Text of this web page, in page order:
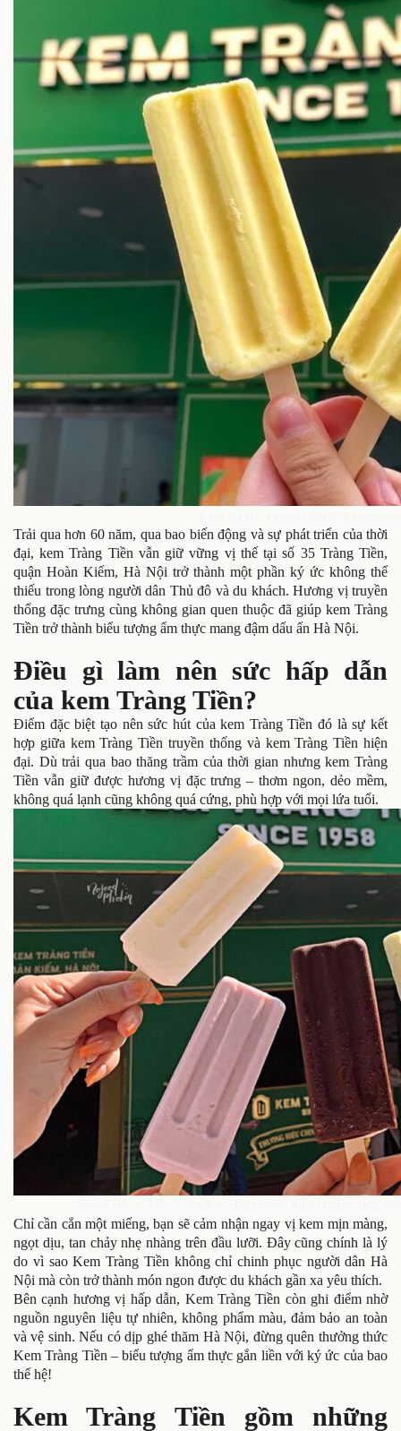
Trải qua hơn 60 năm, qua bao biến động và sự phát triển của thời
đại, kem Tràng Tiền vẫn giữ vững vị thế tại số 35 Tràng Tiền,
quận Hoàn Kiếm, Hà Nội trở thành một phần ký ức không thể
thiếu trong lòng người dân Thủ đô và du khách. Hương vị truyền
thống đặc trưng cùng không gian quen thuộc đã giúp kem Tràng
Tiền trở thành biểu tượng ẩm thực mang đậm dấu ấn Hà Nội.
Điều gì làm nên sức hấp dẫn
của kem Tràng Tiền?
Điểm đặc biệt tạo nên sức hút của kem Tràng Tiền đó là sự kết
hợp giữa kem Tràng Tiền truyền thống và kem Tràng Tiền hiện
đại. Dù trải qua bao thăng trầm của thời gian nhưng kem Tràng
Tiền vẫn giữ được hương vị đặc trưng – thơm ngon, dẻo mềm,
không quá lạnh cũng không quá cứng, phù hợp với mọi lứa tuổi.
Chỉ cần cắn một miếng, bạn sẽ cảm nhận ngay vị kem mịn màng,
ngọt dịu, tan chảy nhẹ nhàng trên đầu lưỡi. Đây cũng chính là lý
do vì sao Kem Tràng Tiền không chỉ chinh phục người dân Hà
Nội mà còn trở thành món ngon được du khách gần xa yêu thích.
Bên cạnh hương vị hấp dẫn, Kem Tràng Tiền còn ghi điểm nhờ
nguồn nguyên liệu tự nhiên, không phẩm màu, đảm bảo an toàn
và vệ sinh. Nếu có dịp ghé thăm Hà Nội, đừng quên thưởng thức
Kem Tràng Tiền – biểu tượng ẩm thực gắn liền với ký ức của bao
thế hệ!
Kem Tràng Tiền gồm những